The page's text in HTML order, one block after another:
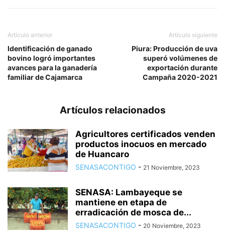
Artículo anterior
Identificación de ganado
bovino logró importantes
avances para la ganadería
familiar de Cajamarca
Artículo siguiente
Piura: Producción de uva
superó volúmenes de
exportación durante
Campaña 2020-2021
Artículos relacionados
Agricultores certificados venden
productos inocuos en mercado
de Huancaro
SENASACONTIGO - 21 Noviembre, 2023
SENASA: Lambayeque se
mantiene en etapa de
erradicación de mosca de...
SENASACONTIGO - 20 Noviembre, 2023